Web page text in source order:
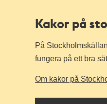
Kakor på
På
fungera på ett bra
Om kakor på